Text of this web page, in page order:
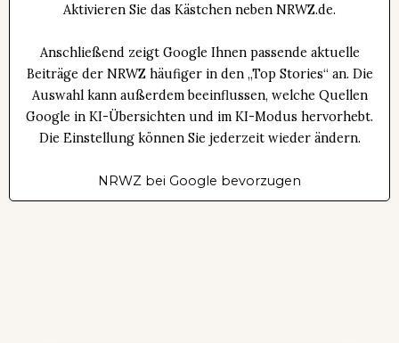
Aktivieren Sie das Kästchen neben NRWZ.de.
Anschließend zeigt Google Ihnen passende aktuelle
Beiträge der NRWZ häufiger in den „Top Stories“ an. Die
Auswahl kann außerdem beeinflussen, welche Quellen
Google in KI-Übersichten und im KI-Modus hervorhebt.
Die Einstellung können Sie jederzeit wieder ändern.
NRWZ bei Google bevorzugen